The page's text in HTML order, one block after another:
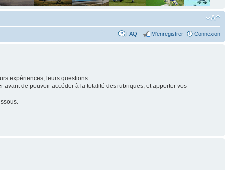
FAQ M'enregistrer Connexion
expériences, leurs questions.
avant de pouvoir accéder à la totalité des rubriques, et apporter vos